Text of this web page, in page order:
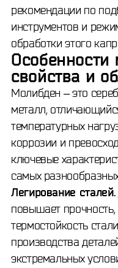
рекомендации по
инструментов и
обработки этого
Особенности
свойства и
Молибден – это
металл,
температурных
коррозии и
ключевые
самых
Легирование сталей.
повышает прочность,
термостойкость
производства
экстремальных